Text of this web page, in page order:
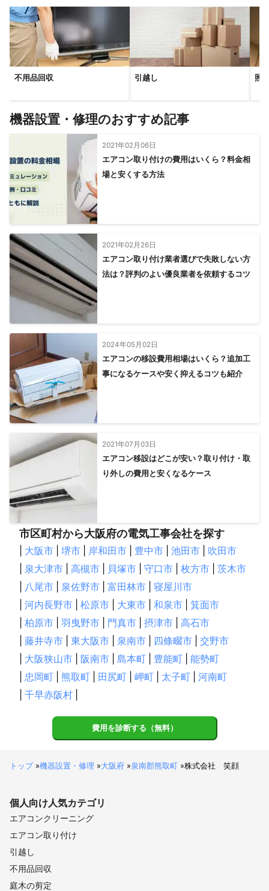
不用品回収 引越し 照
機器設置・修理のおすすめ記事
2021年02月06日
エアコン取り付けの費用はいくら？料金相
場と安くする方法
2021年02月26日
エアコン取り付け業者選びで失敗しない方
法は？評判のよい優良業者を依頼するコツ
2024年05月02日
エアコンの移設費用相場はいくら？追加工
事になるケースや安く抑えるコツも紹介
2021年07月03日
エアコン移設はどこが安い？取り付け・取
り外しの費用と安くなるケース
市区町村から大阪府の電気工事会社を探す
大阪市 堺市 岸和田市 豊中市 池田市
吹田市
泉大津市 高槻市 貝塚市 守口市 枚方市
茨木市
八尾市 泉佐野市 富田林市
寝屋川市
河内長野市 松原市 大東市 和泉市
箕面市
柏原市 羽曳野市 門真市 摂津市
高石市
藤井寺市 東大阪市 泉南市 四條畷市
交野市
大阪狭山市 阪南市 島本町 豊能町
能勢町
忠岡町 熊取町 田尻町 岬町 太子町
河南町
千早赤阪村
費用を診断する（無料）
トップ»機器設置・修理 »大阪府 »泉南郡熊取町 »株式会社 笑顔
個人向け人気カテゴリ
エアコンクリーニング
エアコン取り付け
引越し
不用品回収
庭木の剪定